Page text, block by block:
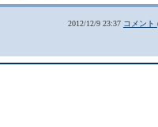
2012/12/9 23:37 コメント